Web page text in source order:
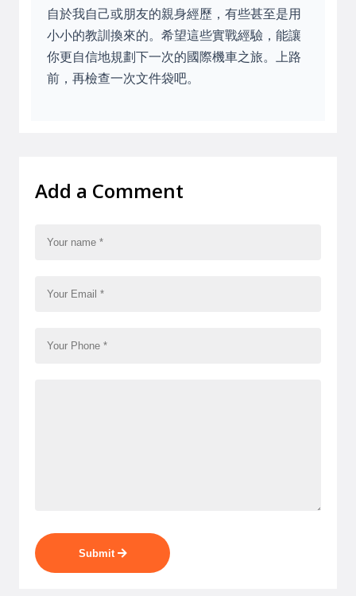
自於我自己或朋友的親身經歷，有些甚至是用
小小的教訓換來的。希望這些實戰經驗，能讓
你更自信地規劃下一次的國際機車之旅。上路
前，再檢查一次文件袋吧。
Add a Comment
Submit